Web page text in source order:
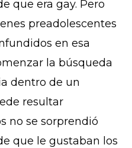
que era gay. Pero
preadolescentes
en esa
la búsqueda
dentro de un
resultar
no se sorprendió
que le gustaban los